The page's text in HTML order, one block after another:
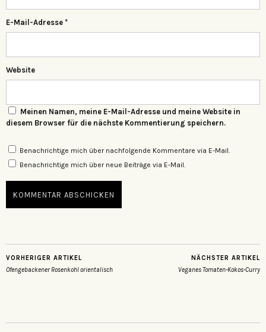
E-Mail-Adresse *
Website
Meinen Namen, meine E-Mail-Adresse und meine Website in
diesem Browser für die nächste Kommentierung speichern.
Benachrichtige mich über nachfolgende Kommentare via E-Mail.
Benachrichtige mich über neue Beiträge via E-Mail.
VORHERIGER ARTIKEL
Ofengebackener Rosenkohl orientalisch
NÄCHSTER ARTIKEL
Veganes Tomaten-Kokos-Curry